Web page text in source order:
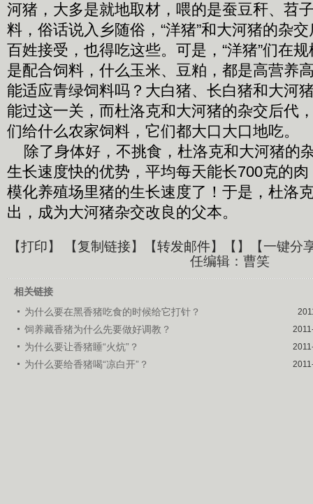
河猪，大多是就地取材，喂的是蚕豆秆、苕
料，俗话说入乡随俗，“洋猪”和大河猪的杂
百姓接受，也得吃这些。可是，“洋猪”们在
是配合饲料，什么玉米、豆粕，都是高营养
能适应青绿饲料吗？大白猪、长白猪和大河
能过这一关，而杜洛克和大河猪的杂交后代
们给什么农家饲料，它们都大口大口地吃。
除了身体好，不挑食，杜洛克和大河猪的
生长速度快的优势，平均每天能长700克的
模化养殖场里猪的生长速度了！于是，杜洛
出，成为大河猪杂交改良的父本。
【打印】 【复制链接】【转发邮件】【 】
【一键分
任编辑：曹笑
相关链接
为什么要在黑香猪吃食的时候给它打针？
饲养藏香猪为什么先要做好调教？
为什么要让香猪睡“火炕”？
为什么要给香猪喝“凉白开”？